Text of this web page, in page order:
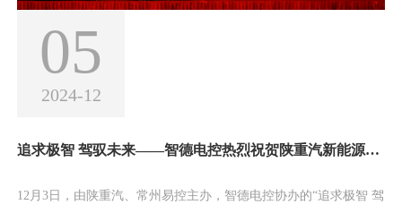
05
2024-12
追求极智 驾驭未来——智德电控热烈祝贺陕重汽新能源重卡市场技术交流与研讨会成功举办
12月3日，由陕重汽、常州易控主办，智德电控协办的“追求极智 驾